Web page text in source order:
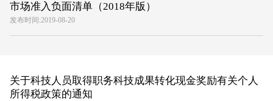
市场准入负面清单（2018年版）
发布时间:2019-08-20
关于科技人员取得职务科技成果转化现金奖励有关个人
所得税政策的通知